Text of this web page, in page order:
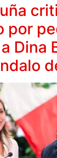
por
Dina